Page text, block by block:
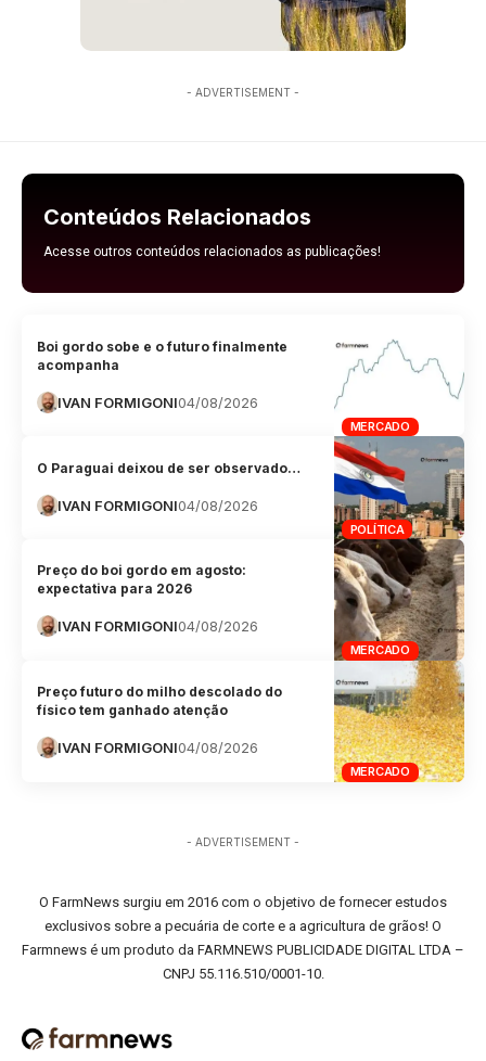
- ADVERTISEMENT -
Conteúdos Relacionados
Acesse outros conteúdos relacionados as publicações!
MERCADO
Boi gordo sobe e o futuro finalmente
acompanha
IVAN FORMIGONI04/08/2026
POLÍTICA
O Paraguai deixou de ser observado…
IVAN FORMIGONI04/08/2026
MERCADO
Preço do boi gordo em agosto:
expectativa para 2026
IVAN FORMIGONI04/08/2026
MERCADO
Preço futuro do milho descolado do
físico tem ganhado atenção
IVAN FORMIGONI04/08/2026
- ADVERTISEMENT -
O FarmNews surgiu em 2016 com o objetivo de fornecer estudos
exclusivos sobre a pecuária de corte e a agricultura de grãos! O
Farmnews é um produto da FARMNEWS PUBLICIDADE DIGITAL LTDA –
CNPJ 55.116.510/0001-10.